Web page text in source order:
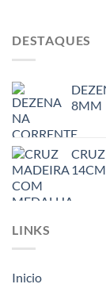
DESTAQUES
8MM
14CM
LINKS
Inicio